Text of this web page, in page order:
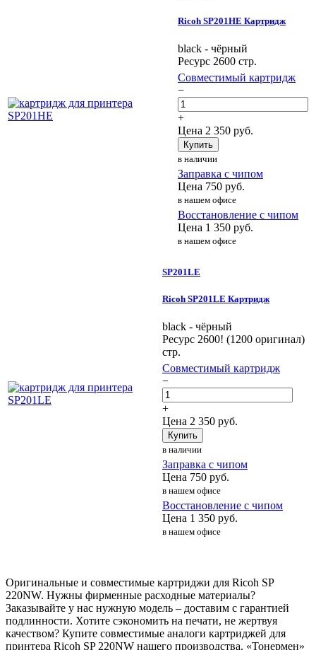
Ricoh SP201HE Картридж
black - чёрный
Ресурс 2600 стр.
Совместимый картридж
−
+
Цена 2 350 руб.
Купить
в наличии
Заправка с чипом
Цена 750 руб.
в нашем офисе
Восстановление с чипом
Цена 1 350 руб.
в нашем офисе
SP201LE
Ricoh SP201LE Картридж
black - чёрный
Ресурс 2600! (1200 оригинал)
стр.
Совместимый картридж
−
+
Цена 2 350 руб.
Купить
в наличии
Заправка с чипом
Цена 750 руб.
в нашем офисе
Восстановление с чипом
Цена 1 350 руб.
в нашем офисе
Оригинальные и совместимые картриджи для Ricoh SP
220NW. Нужны фирменные расходные материалы?
Заказывайте у нас нужную модель – доставим с гарантией
подлинности. Хотите сэкономить на печати, не жертвуя
качеством? Купите совместимые аналоги картриджей для
принтера Ricoh SP 220NW нашего производства. «Тонермен»